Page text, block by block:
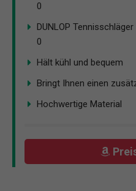
0
DUNLOP
0
Hält kühl und bequem
Bringt Ihnen einen
Hochwertige Material